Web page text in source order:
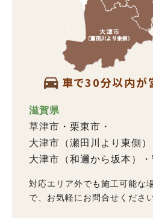
車で30分以内が
滋賀県
草津市
栗東市
大津市（瀬田川より東側）
大津市（和邇から坂本）
対応エリア外でも施工可能な
で、お気軽にお問合せください